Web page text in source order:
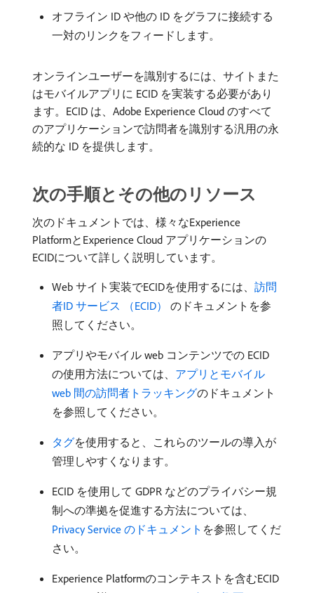
オフライン ID や他の ID をグラフに接続する
一対のリンクをフィードします。
オンラインユーザーを識別するには、サイトまた
はモバイルアプリに ECID を実装する必要があり
ます。ECID は、Adobe Experience Cloud のすべて
のアプリケーションで訪問者を識別する汎用の永
続的な ID を提供します。
次の手順とその他のリソース
次のドキュメントでは、様々なExperience
PlatformとExperience Cloud アプリケーションの
ECIDについて詳しく説明しています。
Web サイト実装でECIDを使用するには、 訪問
者ID サービス （ECID） ​ のドキュメントを参
照してください。
アプリやモバイル web コンテンツでの ECID
の使用方法については、 アプリとモバイル
web 間の訪問者トラッキングのドキュメント
を参照してください。
タグを使用すると、これらのツールの導入が
管理しやすくなります。
ECID を使用して GDPR などのプライバシー規
制への準拠を促進する方法については、
Privacy Service のドキュメント を参照してくだ
さい。
Experience Platformのコンテキストを含むECID